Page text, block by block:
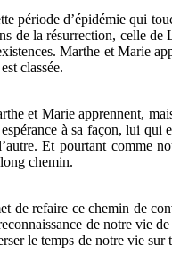
période d’épidémie qui
de la résurrection, celle
Marthe et Marie
classée.
et Marie apprennent,
à sa façon, lui qui
Et pourtant comme
chemin.
de refaire ce chemin de
de notre vie
le temps de notre vie